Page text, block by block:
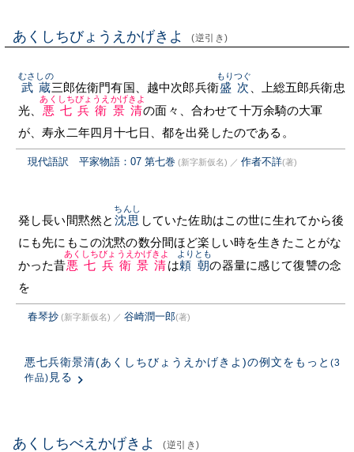
あくしちびょうえかげきよ (逆引き)
武蔵
むさしの
三郎佐衛門有国、越中次郎兵衛盛次
もりつぐ
、上総五郎兵衛忠
光、 悪七兵衛景清
あくしちびょうえかげきよ
の面々、合わせて十万余騎の大軍
が、寿永二年四月十七日、都を出発したのである。
現代語訳 平家物語：07 第七巻 (新字新仮名) ／ 作者不詳(著)
発し長い間黙然と 沈思
ちんし
していた佐助はこの世に生れてから後
にも先にもこの沈黙の数分間ほど楽しい時を生きたことがな
かった昔悪七兵衛景清
あくしちびょうえかげきよ
は頼朝
よりとも
の器量に感じて復讐の念
を
春琴抄 (新字新仮名) ／ 谷崎潤一郎(著)
悪七兵衛景清(あくしちびょうえかげきよ)の例文をもっと (3
作品) 見る
あくしちべえかげきよ (逆引き)